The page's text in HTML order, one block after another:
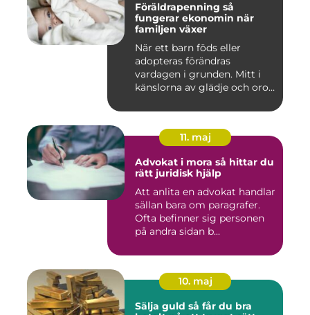
Föräldrapenning så
fungerar ekonomin när
familjen växer
När ett barn föds eller
adopteras förändras
vardagen i grunden. Mitt i
känslorna av glädje och oro
11. maj
Advokat i mora så hittar du
rätt juridisk hjälp
Att anlita en advokat handlar
sällan bara om paragrafer.
Ofta befinner sig personen
på andra sidan b...
10. maj
Sälja guld så får du bra